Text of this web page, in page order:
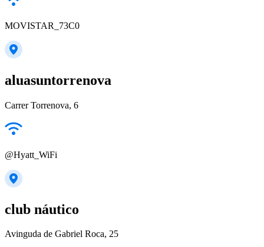
MOVISTAR_73C0
aluasuntorrenova
Carrer Torrenova, 6
@Hyatt_WiFi
club náutico
Avinguda de Gabriel Roca, 25